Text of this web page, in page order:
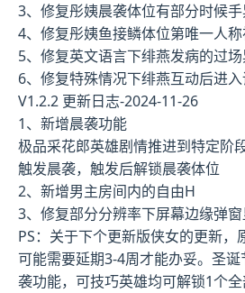
3、修复彤姨晨袭体位有部分时候
4、修复彤姨鱼接鳞体位第唯一人
5、修复英文语言下绯燕发病的过
6、修复特殊情况下绯燕互动后进
V1.2.2 更新日志-2024-11-26
1、新增晨袭功能
极品采花郎英雄剧情推进到特定阶
触发晨袭，触发后解锁晨袭体位
2、新增男主房间内的自由H
3、修复部分分辨率下屏幕边缘弹
PS：关于下个更新版侠女的更新，
可能需要延期3-4周才能办妥。圣
袭功能，可技巧英雄均可解锁1个全